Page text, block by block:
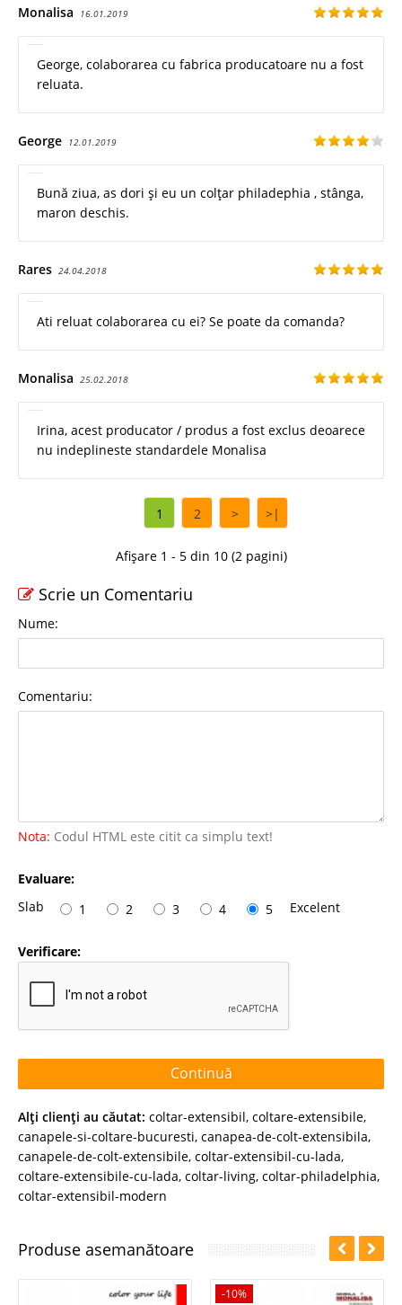
Monalisa 16.01.2019
George, colaborarea cu fabrica producatoare nu a fost
reluata.
George 12.01.2019
Bună ziua, as dori și eu un colțar philadephia , stânga,
maron deschis.
Rares 24.04.2018
Ati reluat colaborarea cu ei? Se poate da comanda?
Monalisa 25.02.2018
Irina, acest producator / produs a fost exclus deoarece
nu indeplineste standardele Monalisa
1 2 > >|
Afișare 1 - 5 din 10 (2 pagini)
Scrie un Comentariu
Nume:
Comentariu:
Nota: Codul HTML este citit ca simplu text!
Evaluare:
Slab
1 2 3 4 5 Excelent
Verificare:
Continuă
Alţi clienţi au căutat: coltar-extensibil, coltare-extensibile,
canapele-si-coltare-bucuresti, canapea-de-colt-extensibila,
canapele-de-colt-extensibile, coltar-extensibil-cu-lada,
coltare-extensibile-cu-lada, coltar-living, coltar-philadelphia,
coltar-extensibil-modern
Produse asemanătoare
-10%